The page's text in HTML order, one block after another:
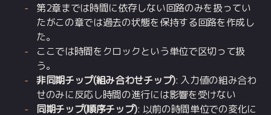
第2章までは時間に依存しない回路のみを扱ってい
たがこの章では過去の状態を保持する回路を作成し
た。
ここでは時間をクロックという単位で区切って扱
う。
非同期チップ(組み合わせチップ): 入力値の組み合わ
せのみに反応し時間の進行には影響を受けない
同期チップ(順序チップ): 以前の時間単位での変化に